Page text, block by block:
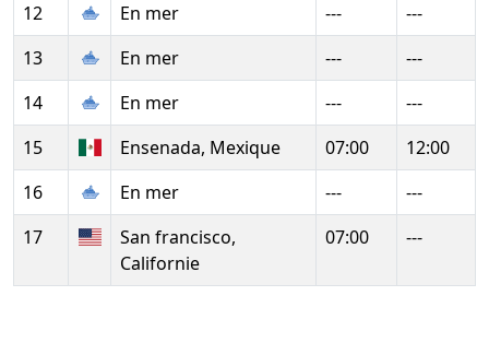
12
En mer ---
---
13
En mer ---
---
14
En mer ---
---
15
Ensenada, Mexique 07:00
12:00
16
En mer ---
---
17
San francisco,
Californie
07:00 ---